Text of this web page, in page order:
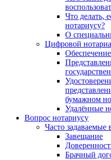
Что делать,
нотариусу?
О
Цифровой
Обеспечение
бумажном
Удалённые
Вопрос нотариусу
Часто задаваемые
Завещание
Брачный